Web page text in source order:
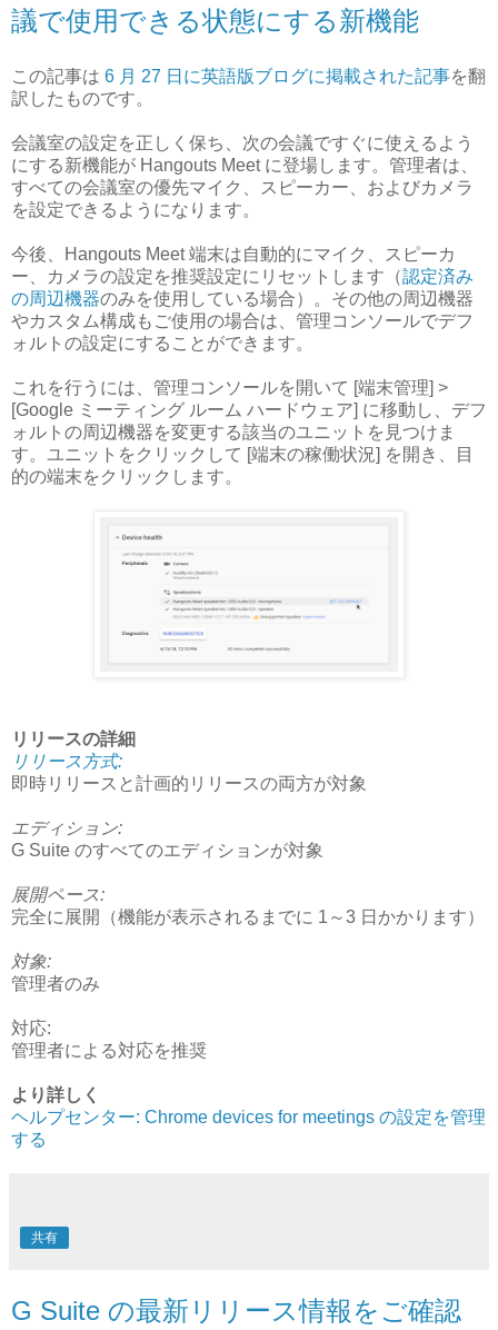
議で使用できる状態にする新機能
この記事は 6 月 27 日に英語版ブログに掲載された記事を翻
訳したものです。
会議室の設定を正しく保ち、次の会議ですぐに使えるよう
にする新機能が Hangouts Meet に登場します。管理者は、
すべての会議室の優先マイク、スピーカー、およびカメラ
を設定できるようになります。
今後、Hangouts Meet 端末は自動的にマイク、スピーカ
ー、カメラの設定を推奨設定にリセットします（認定済み
の周辺機器のみを使用している場合）。その他の周辺機器
やカスタム構成もご使用の場合は、管理コンソールでデフ
ォルトの設定にすることができます。
これを行うには、管理コンソールを開いて [端末管理] >
[Google ミーティング ルーム ハードウェア] に移動し、デフ
ォルトの周辺機器を変更する該当のユニットを見つけま
す。ユニットをクリックして [端末の稼働状況] を開き、目
的の端末をクリックします。
リリースの詳細
リリース方式:
即時リリースと計画的リリースの両方が対象
エディション:
G Suite のすべてのエディションが対象
展開ペース:
完全に展開（機能が表示されるまでに 1～3 日かかります）
対象:
管理者のみ
対応:
管理者による対応を推奨
より詳しく
ヘルプセンター: Chrome devices for meetings の設定を管理
する
共有
G Suite の最新リリース情報をご確認